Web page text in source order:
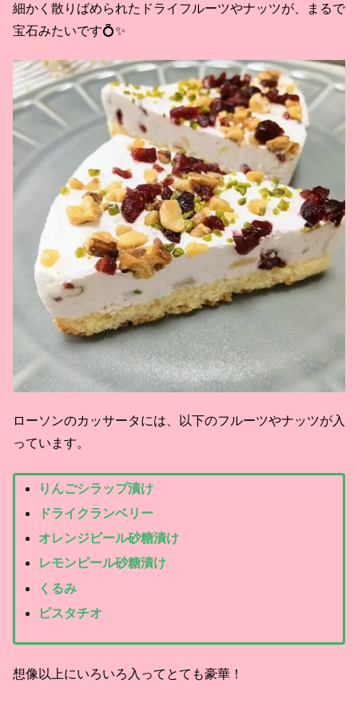
細かく散りばめられたドライフルーツやナッツが、まるで
宝石みたいです💍✨
ローソンのカッサータには、以下のフルーツやナッツが入
っています。
りんごシラップ漬け
ドライクランベリー
オレンジピール砂糖漬け
レモンピール砂糖漬け
くるみ
ピスタチオ
想像以上にいろいろ入ってとても豪華！